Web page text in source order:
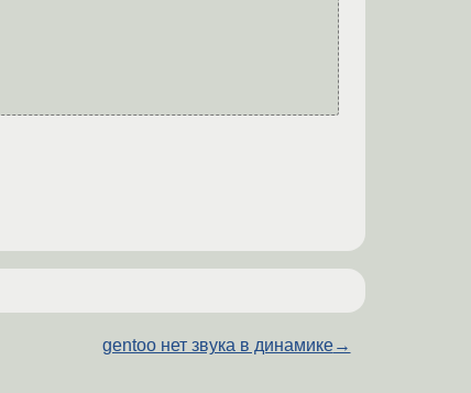
gentoo нет звука в динамике→